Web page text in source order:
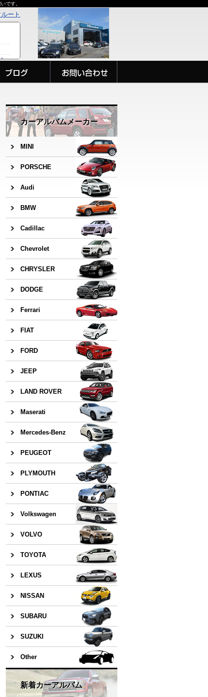
です。
ルート
カーアルバムメーカー
MINI
PORSCHE
Audi
BMW
Cadillac
Chevrolet
CHRYSLER
DODGE
Ferrari
FIAT
FORD
JEEP
LAND ROVER
Maserati
Mercedes-Benz
PEUGEOT
PLYMOUTH
PONTIAC
Volkswagen
VOLVO
TOYOTA
LEXUS
NISSAN
SUBARU
SUZUKI
Other
新着カーアルバム